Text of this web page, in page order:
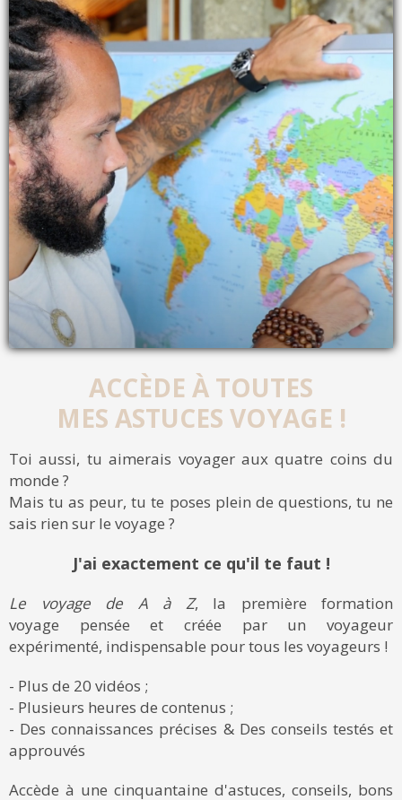
ACCÈDE À TOUTES
MES ASTUCES VOYAGE !
Toi aussi, tu aimerais voyager aux quatre coins du
monde ?
Mais tu as peur, tu te poses plein de questions, tu ne
sais rien sur le voyage ?
J'ai exactement ce qu'il te faut !
Le voyage de A à Z, la première formation
voyage pensée et créée par un voyageur
expérimenté, indispensable pour tous les voyageurs !
- Plus de 20 vidéos ;
- Plusieurs heures de contenus ;
- Des connaissances précises & Des conseils testés et
approuvés
Accède à une cinquantaine d'astuces, conseils, bons